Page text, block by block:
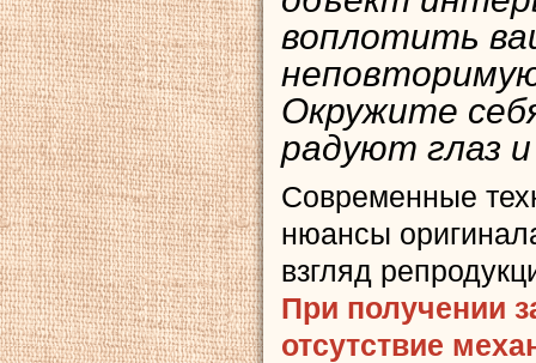
воплотить
Окружите
радуют глаз
Современные
нюансы
взгляд
При получении
отсутствие